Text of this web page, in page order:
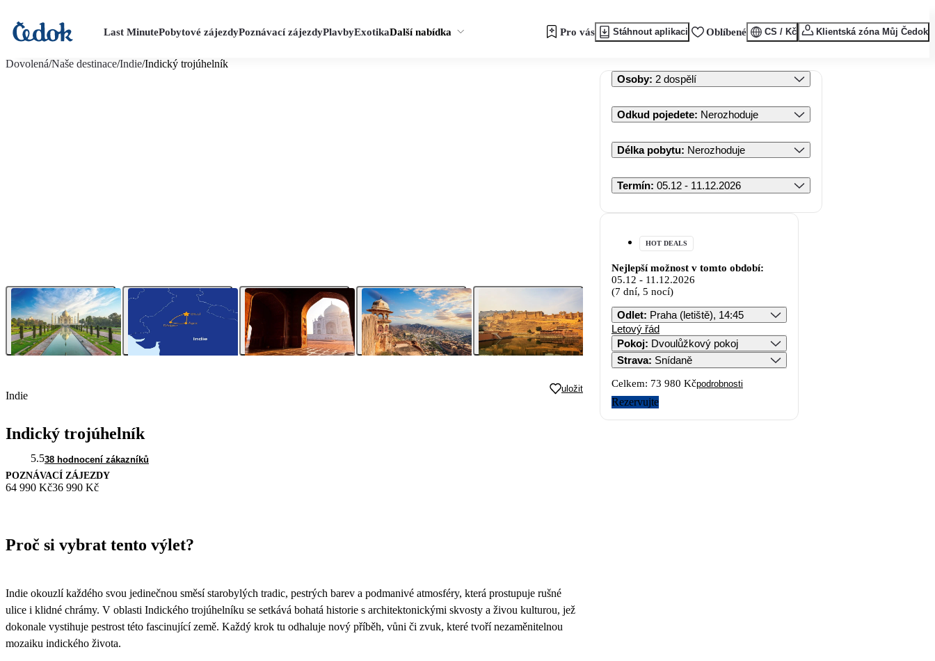
Last MinutePobytové zájezdyPoznávací zájezdyPlavbyExotikaDalší nabídka Pro vás Stáhnout aplikaci Oblíbené CS / Kč Klientská zóna Můj Čedok
Dovolená/Naše destinace/Indie/Indický trojúhelník
Indie
uložit
Indický trojúhelník
5.538 hodnocení zákazníků
POZNÁVACÍ ZÁJEZDY
64 990 Kč36 990 Kč
Proč si vybrat tento výlet?
Indie okouzlí každého svou jedinečnou směsí starobylých tradic, pestrých barev a podmanivé atmosféry, která prostupuje rušné
ulice i klidné chrámy. V oblasti Indického trojúhelníku se setkává bohatá historie s architektonickými skvosty a živou kulturou, jež
dokonale vystihuje pestrost této fascinující země. Každý krok tu odhaluje nový příběh, vůni či zvuk, které tvoří nezaměnitelnou
mozaiku indického života.
Osoby: 2 dospělí
Odkud pojedete: Nerozhoduje
Délka pobytu: Nerozhoduje
Termín: 05.12 - 11.12.2026
HOT DEALS
Nejlepší možnost v tomto období:
05.12 - 11.12.2026
(7 dní, 5 nocí)
Odlet: Praha (letiště), 14:45
Letový řád
Pokoj: Dvoulůžkový pokoj
Strava: Snídaně
Celkem: 73 980 Kčpodrobnosti
Rezervujte